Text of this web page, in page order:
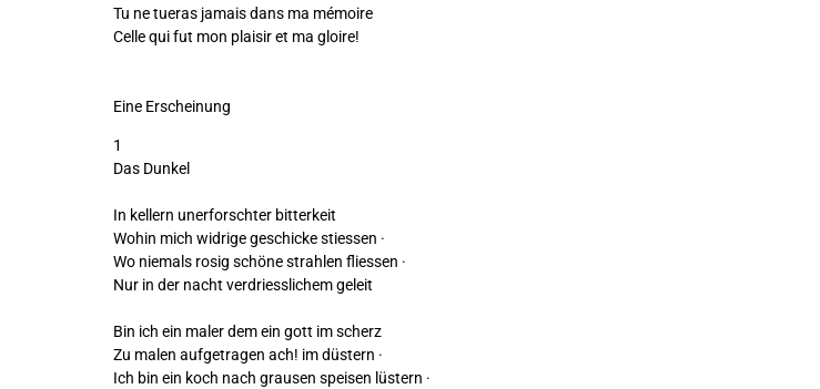
Tu ne tueras jamais dans ma mémoire
Celle qui fut mon plaisir et ma gloire!
Eine Erscheinung
1
Das Dunkel
In kellern unerforschter bitterkeit
Wohin mich widrige geschicke stiessen ·
Wo niemals rosig schöne strahlen fliessen ·
Nur in der nacht verdriesslichem geleit
Bin ich ein maler dem ein gott im scherz
Zu malen aufgetragen ach! im düstern ·
Ich bin ein koch nach grausen speisen lüstern ·